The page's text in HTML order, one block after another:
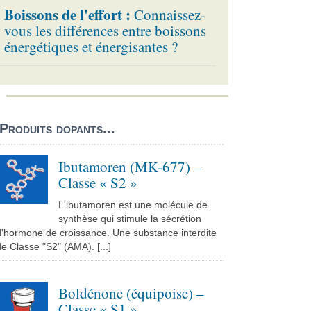
Boissons de l'effort : Connaissez-
vous les différences entre boissons
énergétiques et énergisantes ?
dopants...
Ibutamoren (MK-677) –
Classe « S2 »
L'ibutamoren est une molécule de
synthèse qui stimule la sécrétion
de croissance. Une substance interdite
Classe "S2" (AMA). [...]
Boldénone (équipoise) –